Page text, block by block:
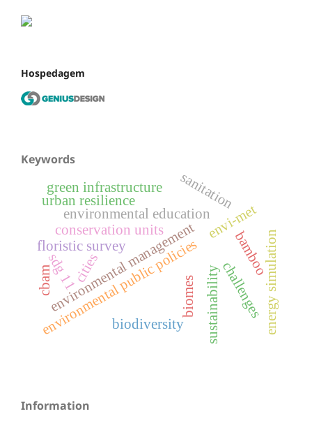
Hospedagem
Keywords
environmental public policies
environmental management
biodiversity
biomes
floristic survey
conservation units
environmental education
sustainabilitychallenges
urban resilience
sdg 11
envi-met
cities energy simulation
cbam
sanitation
green infrastructure
bamboo
Information